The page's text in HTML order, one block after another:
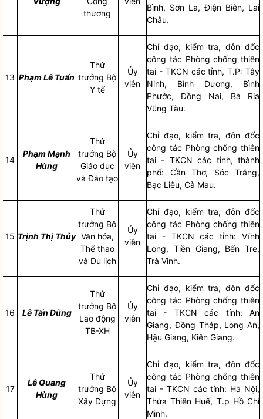
thương
Bình, Sơn La, Điện Biên, Lai
Châu.
13 Phạm Lê Tuấn
Thứ
trưởng Bộ
Y tế
Ủy
viên
Chỉ đạo, kiểm tra, đôn đốc
công tác Phòng chống thiên
tai - TKCN các tỉnh, T.P: Tây
Ninh, Bình Dương, Bình
Phước, Đồng Nai, Bà Rịa
Vũng Tàu.
14
Phạm Mạnh
Hùng
Thứ
trưởng Bộ
Giáo dục
và Đào tạo
Ủy
viên
Chỉ đạo, kiểm tra, đôn đốc
công tác Phòng chống thiên
tai - TKCN các tỉnh, thành
phố: Cần Thơ, Sóc Trăng,
Bạc Liêu, Cà Mau.
15 Trịnh Thị Thủy
Thứ
trưởng Bộ
Văn hóa,
Thể thao
và Du lịch
Ủy
viên
Chỉ đạo, kiểm tra, đôn đốc
công tác Phòng chống thiên
tai - TKCN các tỉnh: Vĩnh
Long, Tiền Giang, Bến Tre,
Trà Vinh.
16 Lê Tấn Dũng
Thứ
trưởng Bộ
Lao động
TB-XH
Ủy
viên
Chỉ đạo, kiểm tra, đôn đốc
công tác Phòng chống thiên
tai - TKCN các tỉnh: An
Giang, Đồng Tháp, Long An,
Hậu Giang, Kiên Giang.
17
Lê Quang
Hùng
Thứ
trưởng Bộ
Xây Dựng
Ủy
viên
Chỉ đạo, kiểm tra, đôn đốc
công tác Phòng chống thiên
tai - TKCN các tỉnh: Hà Nội,
Thừa Thiên Huế, T.p Hồ Chí
Minh.